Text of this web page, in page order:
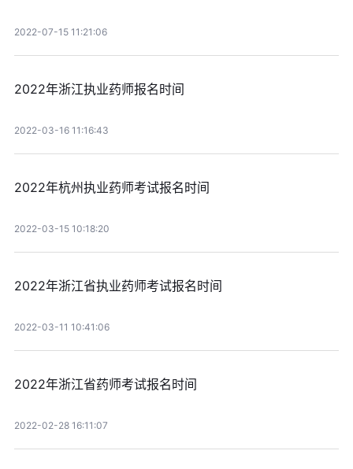
2022-07-15 11:21:06
2022年浙江执业药师报名时间
2022-03-16 11:16:43
2022年杭州执业药师考试报名时间
2022-03-15 10:18:20
2022年浙江省执业药师考试报名时间
2022-03-11 10:41:06
2022年浙江省药师考试报名时间
2022-02-28 16:11:07